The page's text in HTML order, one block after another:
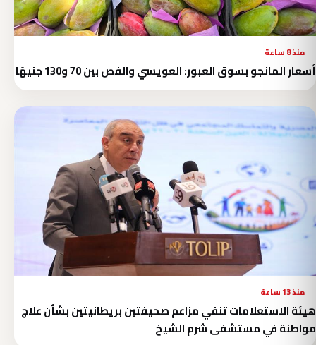
منذ 8 ساعة
أسعار المانجو بسوق العبور: العويسي والفص بين 70 و130 جنيهًا
منذ 13 ساعة
هيئة الاستعلامات تنفي مزاعم صحيفتين بريطانيتين بشأن علاج
مواطنة في مستشفى شرم الشيخ